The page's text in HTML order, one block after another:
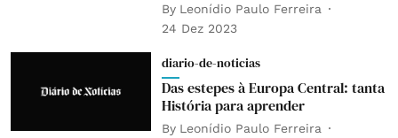
By Leonídio Paulo Ferreira
24 Dez 2023
diario-de-noticias
Das estepes à Europa Central: tanta
História para aprender
By Leonídio Paulo Ferreira